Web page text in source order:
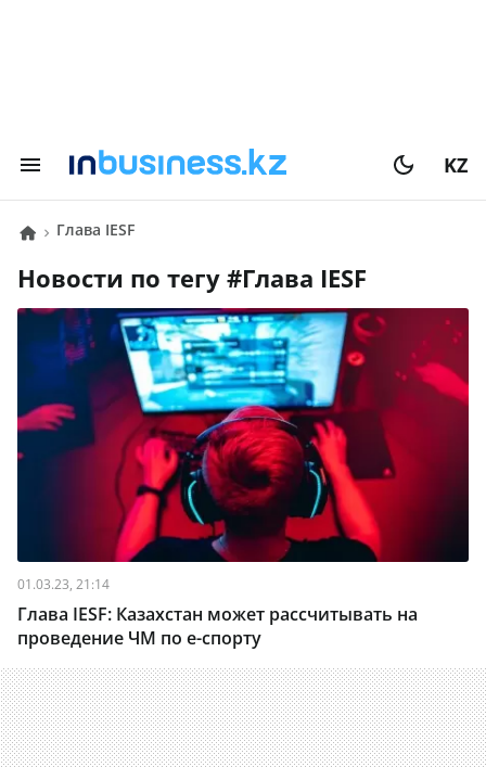
KZ
Глава IESF
Новости по тегу # Глава IESF
01.03.23, 21:14
Глава IESF: Казахстан может рассчитывать на
проведение ЧМ по e-спорту